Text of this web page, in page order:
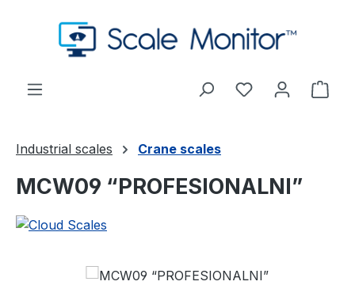
Preskoči na glavni sadržaj
Imate 0 stavke
Industrial scales Crane scales
MCW09 “PROFESIONALNI”